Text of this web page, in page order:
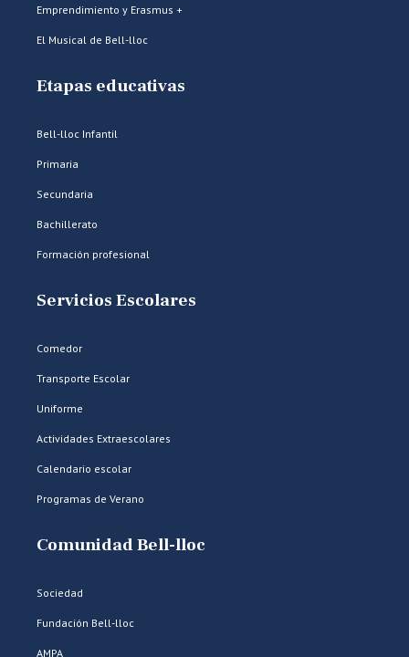
Emprendimiento y Erasmus +
El Musical de Bell-lloc
Etapas educativas
Bell-lloc Infantil
Primaria
Secundaria
Bachillerato
Formación profesional
Servicios Escolares
Comedor
Transporte Escolar
Uniforme
Actividades Extraescolares
Calendario escolar
Programas de Verano
Comunidad Bell-lloc
Sociedad
Fundación Bell-lloc
AMPA